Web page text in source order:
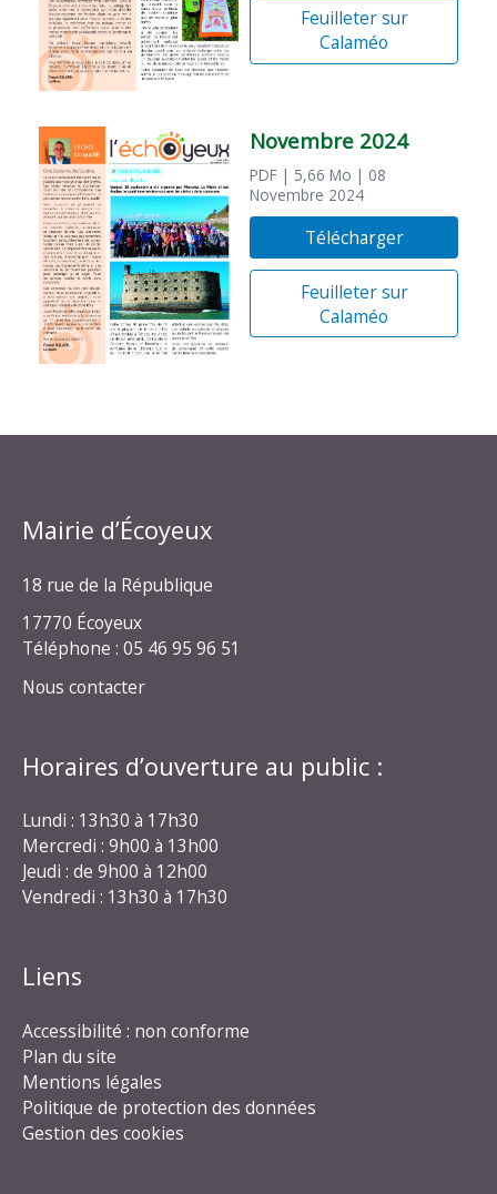
Feuilleter sur
Calaméo
Novembre 2024
PDF | 5,66 Mo | 08
Novembre 2024
Télécharger
Feuilleter sur
Calaméo
Mairie d’Écoyeux
18 rue de la République
17770 Écoyeux
Téléphone : 05 46 95 96 51
Nous contacter
Horaires d’ouverture au public :
Lundi : 13h30 à 17h30
Mercredi : 9h00 à 13h00
Jeudi : de 9h00 à 12h00
Vendredi : 13h30 à 17h30
Liens
Accessibilité : non conforme
Plan du site
Mentions légales
Politique de protection des données
Gestion des cookies